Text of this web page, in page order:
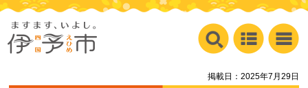
掲載日：2025年7月29日